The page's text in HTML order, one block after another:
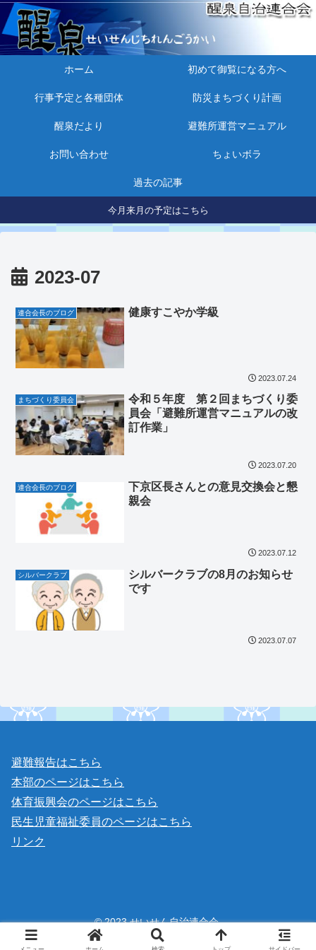
ホーム 初めて御覧になる方へ
行事予定と各種団体 防災まちづくり計画
醒泉だより 避難所運営マニュアル
お問い合わせ ちょいボラ
過去の記事
今月来月の予定はこちら
2023-07
連合会長のブログ 健康すこやか学級
2023.07.24
まちづくり委員会
令和５年度 第２回まちづくり委
員会「避難所運営マニュアルの改
訂作業」
2023.07.20
連合会長のブログ
下京区長さんとの意見交換会と懇
親会
2023.07.12
シルバークラブ
シルバークラブの8月のお知らせ
です
2023.07.07
避難報告はこちら
本部のページはこちら
体育振興会のページはこちら
民生児童福祉委員のページはこちら
リンク
© 2023 せいせん自治連合会.